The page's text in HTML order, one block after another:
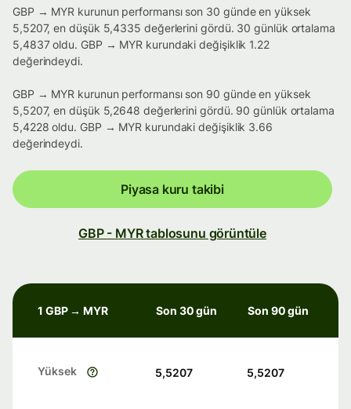
GBP → MYR kurunun performansı son 30 günde en yüksek
5,5207, en düşük 5,4335 değerlerini gördü. 30 günlük ortalama
5,4837 oldu. GBP → MYR kurundaki değişiklik 1.22
değerindeydi.
GBP → MYR kurunun performansı son 90 günde en yüksek
5,5207, en düşük 5,2648 değerlerini gördü. 90 günlük ortalama
5,4228 oldu. GBP → MYR kurundaki değişiklik 3.66
değerindeydi.
Piyasa kuru takibi
GBP - MYR tablosunu görüntüle
1 GBP → MYR Son 30 gün Son 90 gün
Yüksek 5,5207 5,5207